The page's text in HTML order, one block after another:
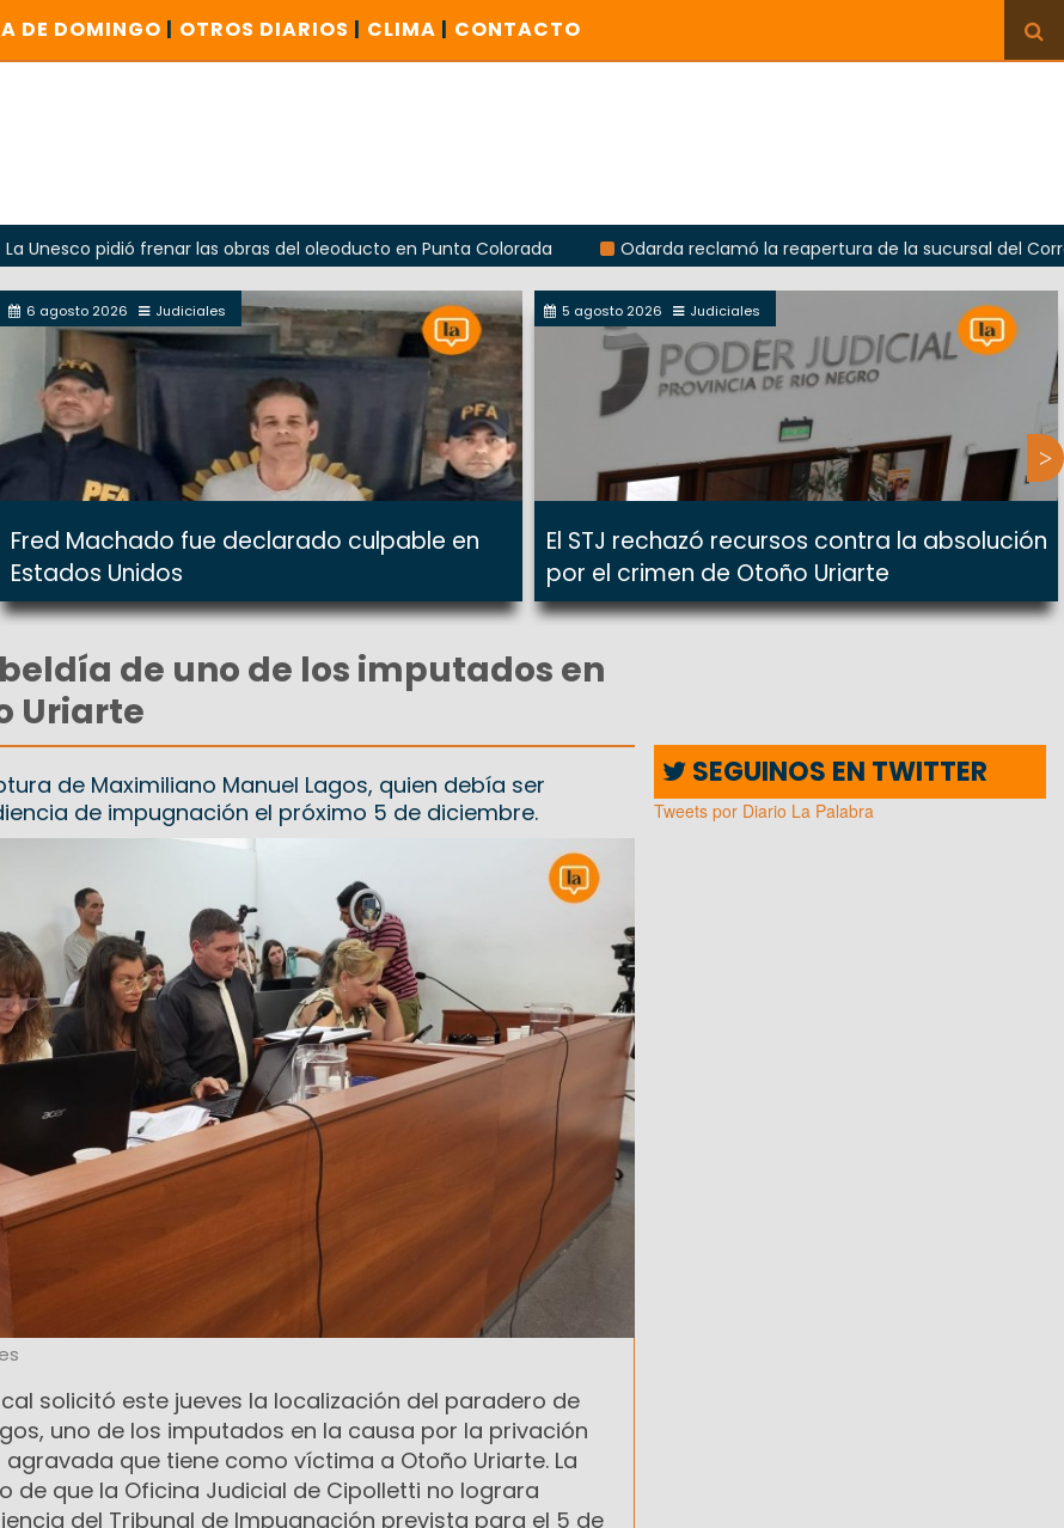
DE DOMINGO | OTROS DIARIOS | CLIMA | CONTACTO
pidió frenar las obras del oleoducto en Punta Colorada
Odarda reclamó la reapertura de la sucursal del Correo
6 agosto 2026 Judiciales
Fred Machado fue declarado culpable en
Estados Unidos
5 agosto 2026 Judiciales
El STJ rechazó recursos contra la absolución
por el crimen de Otoño Uriarte
de uno de los imputados en
Uriarte
de Maximiliano Manuel Lagos, quien debía ser
de impugnación el próximo 5 de diciembre.
solicitó este jueves la localización del paradero de
uno de los imputados en la causa por la privación
que tiene como víctima a Otoño Uriarte. La
de que la Oficina Judicial de Cipolletti no lograra
del Tribunal de Impugnación prevista para el 5 de
SEGUINOS EN TWITTER
Tweets por Diario La Palabra